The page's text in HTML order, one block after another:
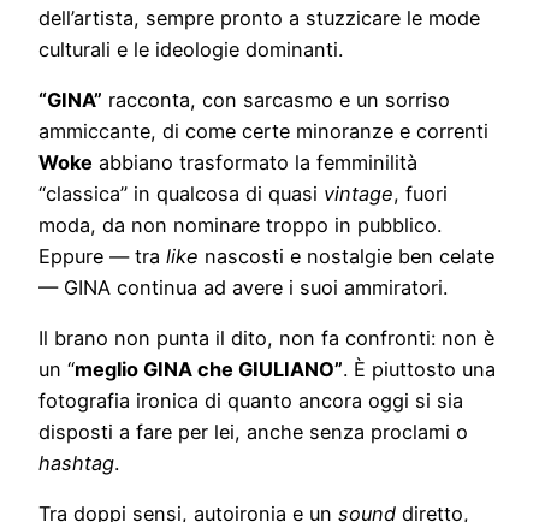
dell’artista, sempre pronto a stuzzicare le mode
culturali e le ideologie dominanti.
“GINA” racconta, con sarcasmo e un sorriso
ammiccante, di come certe minoranze e correnti
Woke abbiano trasformato la femminilità
“classica” in qualcosa di quasi vintage, fuori
moda, da non nominare troppo in pubblico.
Eppure — tra like nascosti e nostalgie ben celate
— GINA continua ad avere i suoi ammiratori.
Il brano non punta il dito, non fa confronti: non è
un “meglio GINA che GIULIANO”. È piuttosto una
fotografia ironica di quanto ancora oggi si sia
disposti a fare per lei, anche senza proclami o
hashtag.
Tra doppi sensi, autoironia e un sound diretto,